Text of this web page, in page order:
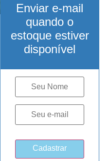
Enviar e-mail
quando o
estoque estiver
disponível